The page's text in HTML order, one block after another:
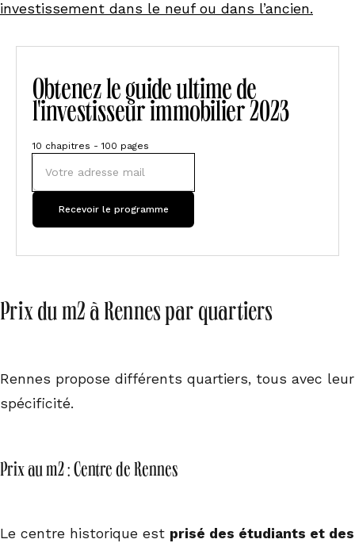
investissement dans le neuf ou dans l’ancien.
Obtenez le guide ultime de
l'investisseur immobilier 2023
10 chapitres - 100 pages
Prix du m2 à Rennes par quartiers
Rennes propose différents quartiers, tous avec leur
spécificité.
Prix au m2 : Centre de Rennes
Le centre historique est prisé des étudiants et des